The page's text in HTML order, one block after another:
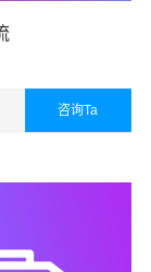
免除您的后顾
括道路货物运
为转运中心，
咨询Ta